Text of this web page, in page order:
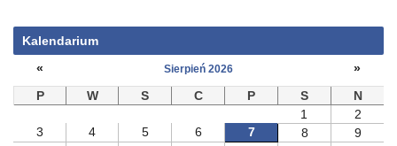
Kalendarium
«
Sierpień 2026
»
P
W S C P S
N
1
2
3
4 5 6 7 8
9